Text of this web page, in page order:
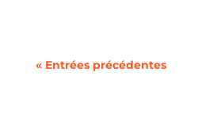
« Entrées précédentes